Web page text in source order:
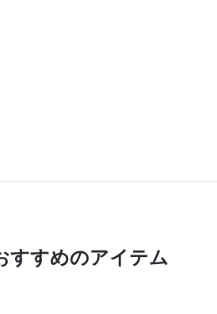
すすめのアイテム